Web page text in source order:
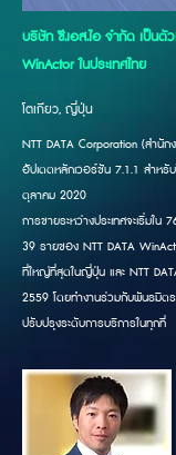
บริษัท ซี.เอส.ไอ จำกัด เป็นตั
WinActor ในประเทศไทย
โตเกียว, ญี่ปุ่น
NTT DATA Corporation (สำนัก
อัปเดตหลักเวอร์ชัน 7.1.1 สำหรั
ตุลาคม 2020
การขายระหว่างประเทศจะเริ่มใ
39 รายของ NTT DATA
ที่ใหญ่ที่สุดในญี่ปุ่น และ NTT
2559 โดยทำงานร่วมกับพันธมิตร
ปรับปรุงระดับการบริการในทุกที่